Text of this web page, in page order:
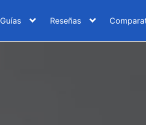
Guías Reseñas